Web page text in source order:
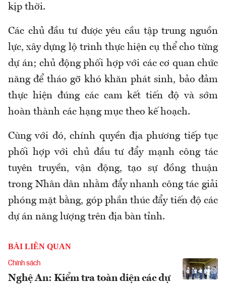
kịp thời.
Các chủ đầu tư được yêu cầu tập trung nguồn
lực, xây dựng lộ trình thực hiện cụ thể cho từng
dự án; chủ động phối hợp với các cơ quan chức
năng để tháo gỡ khó khăn phát sinh, bảo đảm
thực hiện đúng các cam kết tiến độ và sớm
hoàn thành các hạng mục theo kế hoạch.
Cùng với đó, chính quyền địa phương tiếp tục
phối hợp với chủ đầu tư đẩy mạnh công tác
tuyên truyền, vận động, tạo sự đồng thuận
trong Nhân dân nhằm đẩy nhanh công tác giải
phóng mặt bằng, góp phần thúc đẩy tiến độ các
dự án năng lượng trên địa bàn tỉnh.
BÀI LIÊN QUAN
Chính sách
Nghệ An: Kiểm tra toàn diện các dự